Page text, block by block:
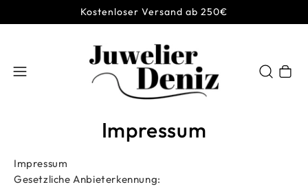
Kostenloser Versand ab 250€
Impressum
Impressum
Gesetzliche Anbieterkennung: